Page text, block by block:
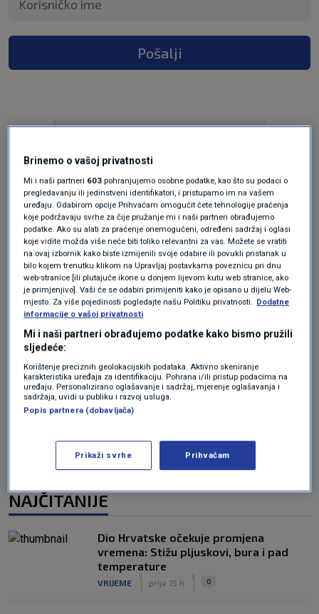
Pošalji
Oglas
Oglas
NAJČITANIJE
Dio Hrvatske očekuje promjena
vremena: Stižu pljuskovi, bura i pad
temperature
VRIJEME prije 15 h 0
Brinemo o vašoj privatnosti
Mi i naši partneri 603 pohranjujemo osobne podatke, kao što su podaci o
pregledavanju ili jedinstveni identifikatori, i pristupamo im na vašem
uređaju. Odabirom opcije Prihvaćam omogućit ćete tehnologije praćenja
koje podržavaju svrhe za čije pružanje mi i naši partneri obrađujemo
podatke. Ako su alati za praćenje onemogućeni, određeni sadržaj i oglasi
koje vidite možda više neće biti toliko relevantni za vas. Možete se vratiti
na ovaj izbornik kako biste izmijenili svoje odabire ili povukli pristanak u
bilo kojem trenutku klikom na Upravljaj postavkama poveznicu pri dnu
web-stranice [ili plutajuće ikone u donjem lijevom kutu web stranice, ako
je primjenjivo]. Vaši će se odabiri primijeniti kako je opisano u dijelu Web-
mjesto. Za više pojedinosti pogledajte našu Politiku privatnosti.
Dodatne
informacije o vašoj privatnosti
Mi i naši partneri obrađujemo podatke kako bismo pružili
sljedeće:
Korištenje preciznih geolokacijskih podataka. Aktivno skeniranje
karakteristika uređaja za identifikaciju. Pohrana i/ili pristup podacima na
uređaju. Personalizirano oglašavanje i sadržaj, mjerenje oglašavanja i
sadržaja, uvidi u publiku i razvoj usluga.
Popis partnera (dobavljača)
Prikaži svrhe Prihvaćam